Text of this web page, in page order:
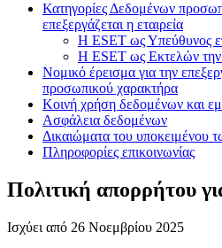
Κατηγορίες Δεδομένων
επεξεργάζεται η εταιρεία
Η ESET ως Υπεύθυνος
Η ESET ως Εκτελών την
Νομικό έρεισμα για την
προσωπικού χαρακτήρα
Κοινή χρήση δεδομένων και
Ασφάλεια δεδομένων
Δικαιώματα του υποκειμένου
Πληροφορίες επικοινωνίας
Πολιτική απορρήτου
Ισχύει από 26 Νοεμβρίου 2025